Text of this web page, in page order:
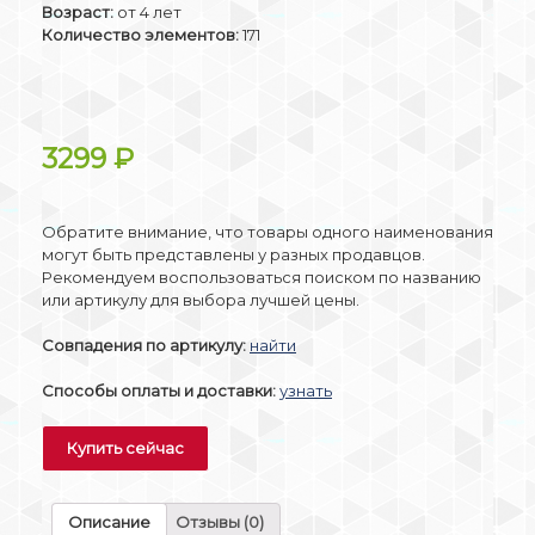
Возраст: от 4 лет
Количество элементов:171
3299 ₽
Обратите внимание, что товары одного наименования
могут быть представлены у разных продавцов.
Рекомендуем воспользоваться поиском по названию
или артикулу для выбора лучшей цены.
Совпадения по артикулу: найти
Способы оплаты и доставки:узнать
Купить сейчас
Описание Отзывы (0)